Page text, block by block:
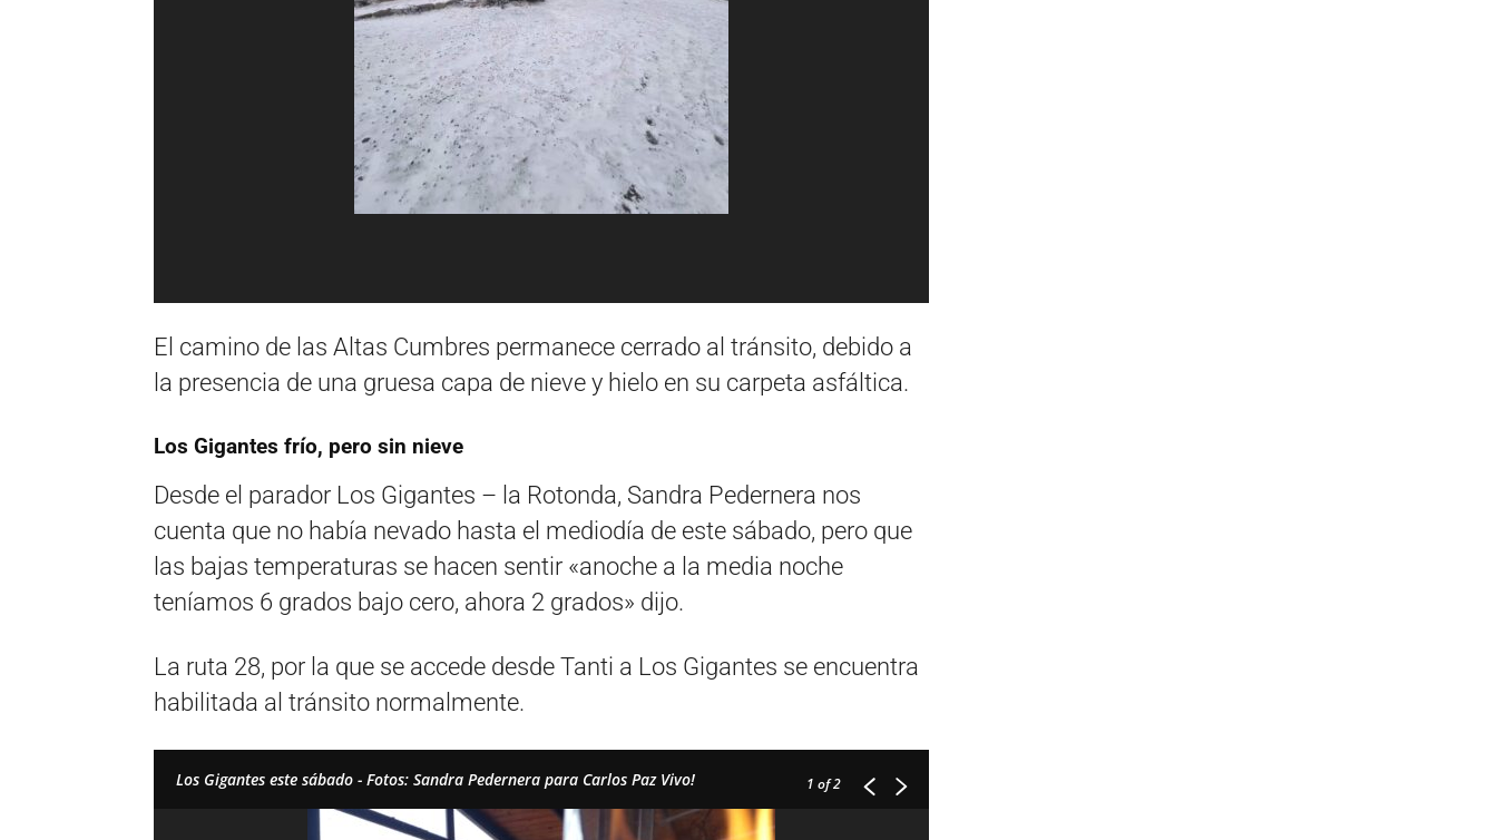
El camino de las Altas Cumbres permanece cerrado al tránsito, debido a
la presencia de una gruesa capa de nieve y hielo en su carpeta asfáltica.
Los Gigantes frío, pero sin nieve
Desde el parador Los Gigantes – la Rotonda, Sandra Pedernera nos
cuenta que no había nevado hasta el mediodía de este sábado, pero que
las bajas temperaturas se hacen sentir «anoche a la media noche
teníamos 6 grados bajo cero, ahora 2 grados» dijo.
La ruta 28, por la que se accede desde Tanti a Los Gigantes se encuentra
habilitada al tránsito normalmente.
Los Gigantes este sábado - Fotos: Sandra Pedernera para Carlos Paz Vivo! 1 of 2